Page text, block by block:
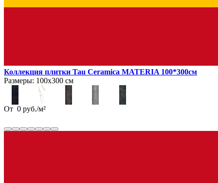
Коллекция плитки Tau Ceramica MATERIA 100*300см
Размеры: 100х300 см
От 0 руб./м²